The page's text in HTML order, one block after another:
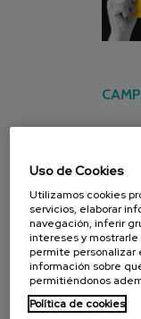
Uso de Cookies
Utilizamos cookies
servicios, elaborar
navegación, inferir
intereses y mostrarle
permite
información sobre
permitiéndonos
Política de cookies